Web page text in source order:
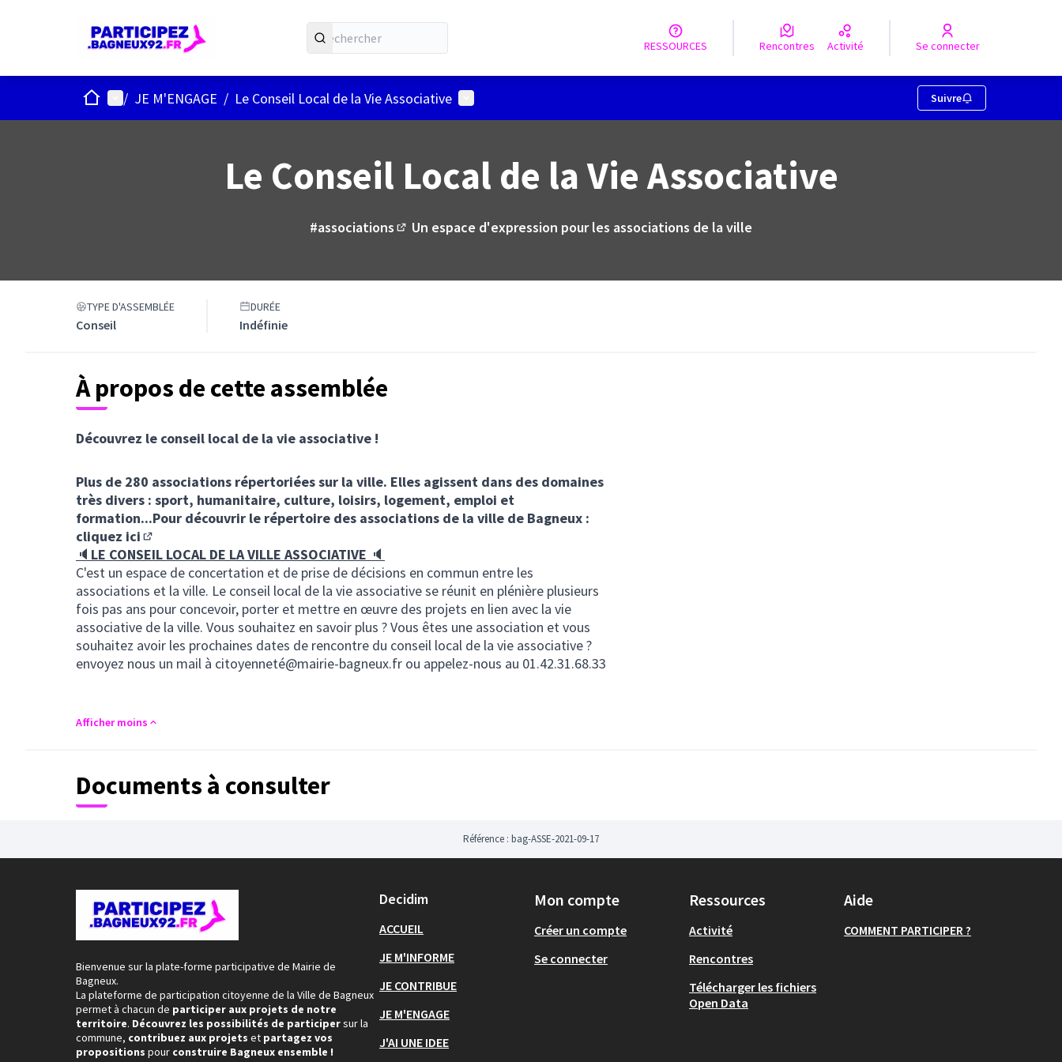
RESSOURCES Rencontres Activité Se connecter
ACCUEILMenu principal
/ JE M'ENGAGE / Le Conseil Local de la Vie Associative Menu utilisateur Suivre
Le Conseil Local de la Vie Associative
#associations
(Lien externe)
Un espace d'expression pour les associations de la ville
TYPE D'ASSEMBLÉE
Conseil
DURÉE
Indéfinie
À propos de cette assemblée
Découvrez le conseil local de la vie associative !
Plus de 280 associations répertoriées sur la ville. Elles agissent dans des domaines
très divers : sport, humanitaire, culture, loisirs, logement, emploi et
formation...Pour découvrir le répertoire des associations de la ville de Bagneux :
cliquez ici
(Lien externe)
🔈 LE CONSEIL LOCAL DE LA VILLE ASSOCIATIVE 🔈
C'est un espace de concertation et de prise de décisions en commun entre les
associations et la ville. Le conseil local de la vie associative se réunit en plénière plusieurs
fois pas ans pour concevoir, porter et mettre en œuvre des projets en lien avec la vie
associative de la ville. Vous souhaitez en savoir plus ? Vous êtes une association et vous
souhaitez avoir les prochaines dates de rencontre du conseil local de la vie associative ?
envoyez nous un mail à citoyenneté@mairie-bagneux.fr ou appelez-nous au 01.42.31.68.33
Afficher moins
Documents à consulter
Référence : bag-ASSE-2021-09-17
Bienvenue sur la plate-forme participative de Mairie de
Bagneux.
La plateforme de participation citoyenne de la Ville de Bagneux
permet à chacun de participer aux projets de notre
territoire. Découvrez les possibilités de participersur la
commune, contribuez aux projets et partagez vos
propositions pour construire Bagneux ensemble !
Decidim
ACCUEIL
JE M'INFORME
JE CONTRIBUE
JE M'ENGAGE
J'AI UNE IDEE
Mon compte
Créer un compte
Se connecter
Ressources
Activité
Rencontres
Télécharger les fichiers
Open Data
Aide
COMMENT PARTICIPER ?